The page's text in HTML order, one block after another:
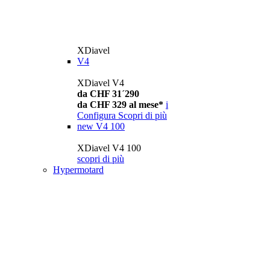
XDiavel
V4
XDiavel V4
da CHF 31´290
da CHF 329 al mese* i
Configura Scopri di più
new V4 100
XDiavel V4 100
scopri di più
Hypermotard